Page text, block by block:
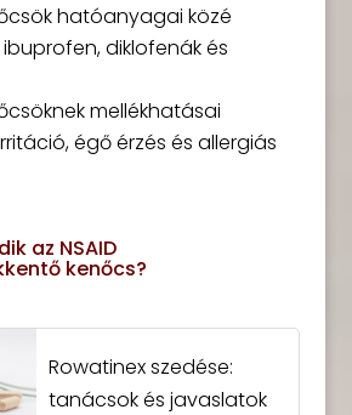
hatóanyagai közé
diklofenák és
mellékhatásai
égő érzés és allergiás
az NSAID
kenőcs?
Rowatinex szedése:
tanácsok és javaslatok